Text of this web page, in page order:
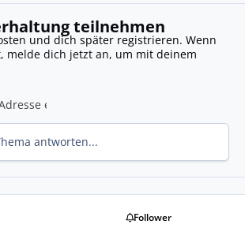
teilnehmen
und dich später registrieren. Wenn
melde dich jetzt an, um mit deinem
antworten...
Follower